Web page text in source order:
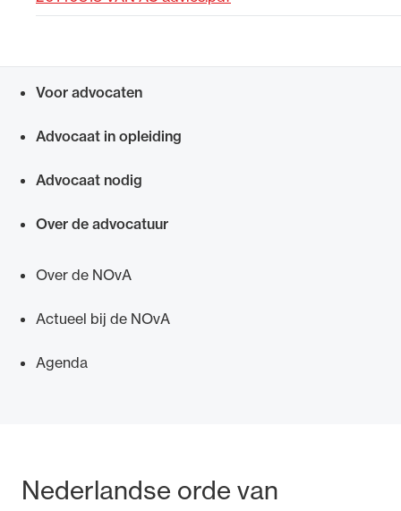
Voor advocaten
Advocaat in opleiding
Advocaat nodig
Over de advocatuur
Over de NOvA
Actueel bij de NOvA
Agenda
Bezoek- en postadres
Nederlandse orde van
Van de Advocatenwet tot de Verordening op
advocatuur (Roda).
beroepsuitoefening: van de advocatenpas tot